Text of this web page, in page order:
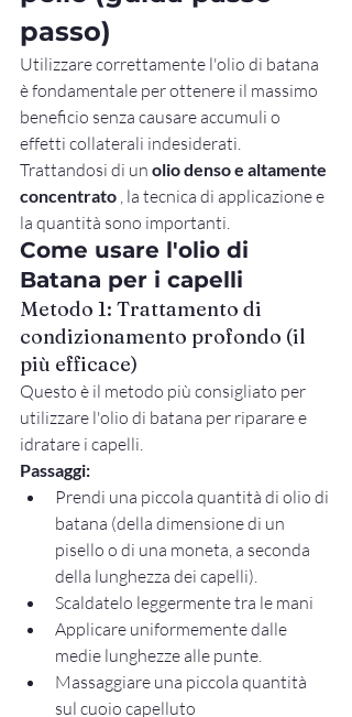
passo)
Utilizzare correttamente l'olio di batana
è fondamentale per ottenere il massimo
beneficio senza causare accumuli o
effetti collaterali indesiderati.
Trattandosi di un olio denso e altamente
concentrato , la tecnica di applicazione e
la quantità sono importanti.
Come usare l'olio di
Batana per i capelli
Metodo 1: Trattamento di
condizionamento profondo (il
più efficace)
Questo è il metodo più consigliato per
utilizzare l'olio di batana per riparare e
idratare i capelli.
Passaggi:
Prendi una piccola quantità di olio di
batana (della dimensione di un
pisello o di una moneta, a seconda
della lunghezza dei capelli).
Scaldatelo leggermente tra le mani
Applicare uniformemente dalle
medie lunghezze alle punte.
Massaggiare una piccola quantità
sul cuoio capelluto